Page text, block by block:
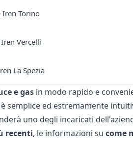
Iren Torino
Vercelli
La Spezia
egasin modo rapido e
semplice ed estremamente
uno degli incaricati
recenti, le informazioni su come